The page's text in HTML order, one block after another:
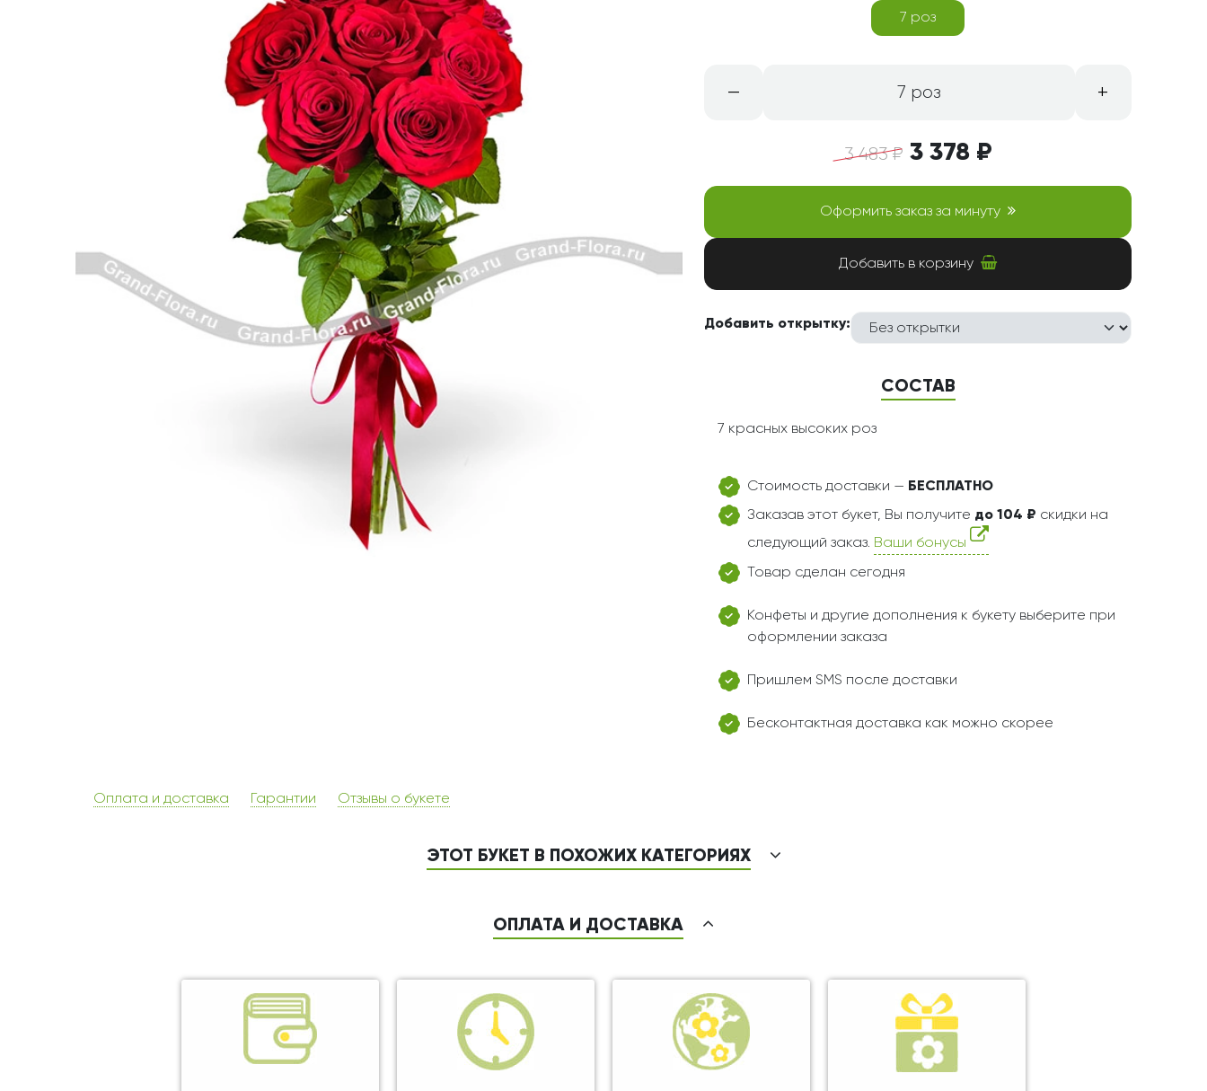
Корзины с розами
Кустовые розы
Монобукеты
Разноцветные
Эксклюзивные букеты
Смешанные
Хризантемы
Эустома
Свадьба
Свидание
Спасибо!
Юбилей
7 роз
– 7 роз +
3 483 ₽ 3 378 ₽
Оформить заказ за минуту
Добавить в корзину
Добавить открытку:
СОСТАВ
7 красных высоких роз
Стоимость доставки — БЕСПЛАТНО
Заказав этот букет, Вы получите до 104 ₽ скидки на
следующий заказ. Ваши бонусы
Товар сделан сегодня
Конфеты и другие дополнения к букету выберите при
оформлении заказа
Пришлем SMS после доставки
Бесконтактная доставка как можно скорее
Оплата и доставка Гарантии Отзывы о букете
ЭТОТ БУКЕТ В ПОХОЖИХ КАТЕГОРИЯХ
ОПЛАТА И ДОСТАВКА